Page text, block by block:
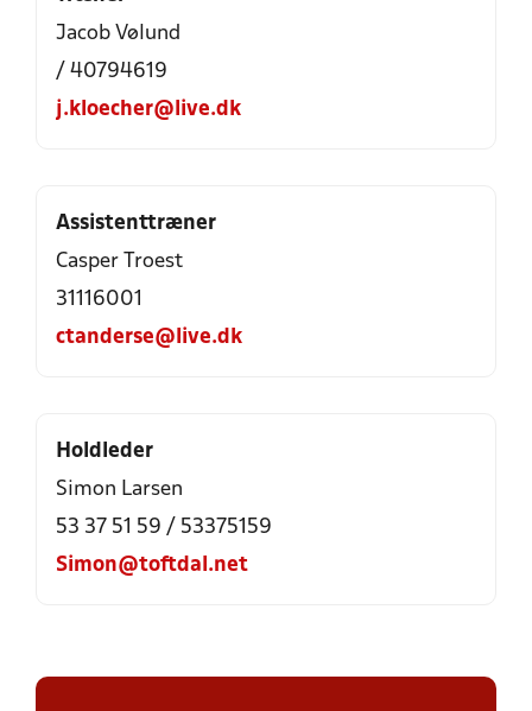
Jacob Vølund
/ 40794619
j.kloecher@live.dk
Assistenttræner
Casper Troest
31116001
ctanderse@live.dk
Holdleder
Simon Larsen
53 37 51 59 / 53375159
Simon@toftdal.net